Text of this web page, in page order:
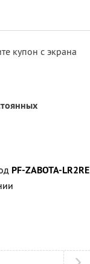
купон с экрана
PF-ZABOTA-LR2RE